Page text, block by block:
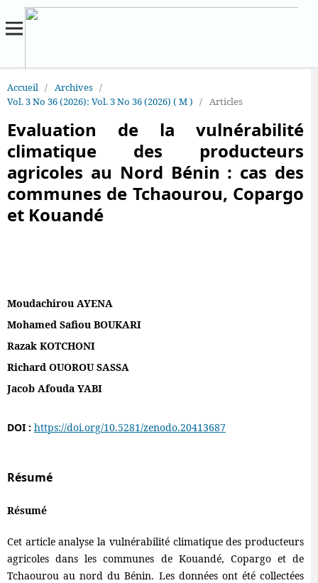
Accueil / Archives /
Vol. 3 No 36 (2026): Vol. 3 No 36 (2026) ( M ) / Articles
Evaluation de la vulnérabilité
climatique des producteurs
agricoles au Nord Bénin : cas des
communes de Tchaourou, Copargo
et Kouandé
Moudachirou AYENA
Mohamed Safiou BOUKARI
Razak KOTCHONI
Richard OUOROU SASSA
Jacob Afouda YABI
DOI : https://doi.org/10.5281/zenodo.20413687
Résumé
Résumé
Cet article analyse la vulnérabilité climatique des producteurs
agricoles dans les communes de Kouandé, Copargo et de
Tchaourou au nord du Bénin. Les données ont été collectées